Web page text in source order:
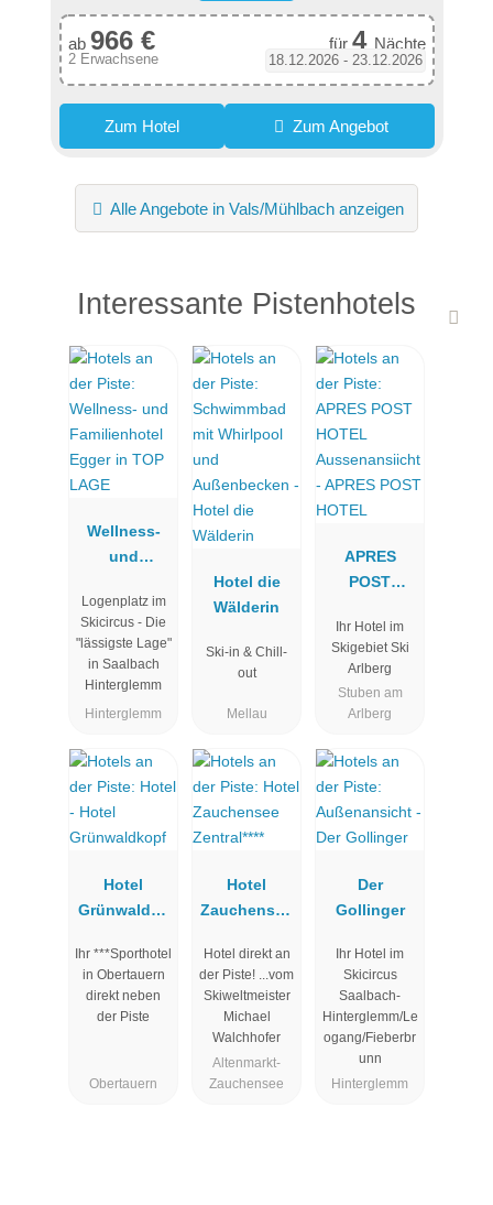
ab 966 € für 4 Nächte
2 Erwachsene 18.12.2026 - 23.12.2026
Zum Hotel Zum Angebot
Alle Angebote in Vals/Mühlbach anzeigen
Interessante Pistenhotels
Wellness-
und
el Egger in
TOP LAGE
Logenplatz im
Skicircus - Die
"lässigste Lage"
in Saalbach
Hinterglemm
Hinterglemm
Hotel die
Wälderin
Ski-in & Chill-
out
Mellau
APRES
POST
Ihr Hotel im
Skigebiet Ski
Arlberg
Stuben am
Arlberg
Hotel
Grünwaldko
Ihr ***Sporthotel
in Obertauern
direkt neben
der Piste
Obertauern
Hotel
Zauchensee
Hotel direkt an
der Piste! ...vom
Skiweltmeister
Michael
Walchhofer
Altenmarkt-
Zauchensee
Der
Gollinger
Ihr Hotel im
Skicircus
Saalbach-
Hinterglemm/Le
ogang/Fieberbr
unn
Hinterglemm